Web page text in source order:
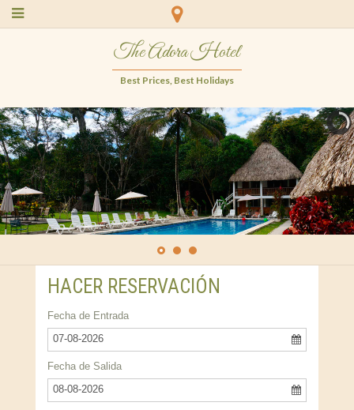
The Adora Hotel
Best Prices, Best Holidays
HACER RESERVACIÓN
Fecha de Entrada
07-08-2026
Fecha de Salida
08-08-2026